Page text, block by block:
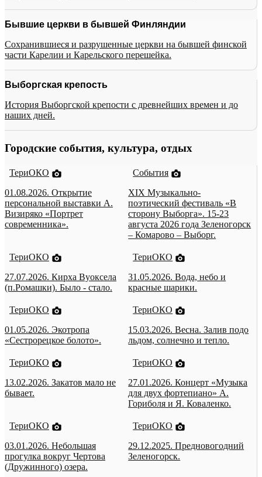
Бывшие церкви в бывшей Финляндии
Сохранившиеся и разрушенные церкви на бывшей финской
части Карелии и Карельского перешейка.
Выборгская крепость
История Выборгской крепости с древнейших времен и до
наших дней.
Городские события, культура, отдых
ТериОКО
01.08.2026. Открытие
персональной выставки А.
Визиряко «Портрет
современника».
События
XIX Музыкально-
поэтический фестиваль «В
сторону Выборга». 15-23
августа 2026 года Зеленогорск
– Комарово – Выборг.
ТериОКО
27.07.2026. Кирха Вуоксела
(п.Ромашки). Было - стало.
ТериОКО
31.05.2026. Вода, небо и
красные шарики.
ТериОКО
01.05.2026. Экотропа
«Сестрорецкое болото».
ТериОКО
15.03.2026. Весна. Залив подо
льдом, солнечно и тепло.
ТериОКО
13.02.2026. Закатов мало не
бывает.
ТериОКО
27.01.2026. Концерт «Музыка
для двух фортепиано» А.
Гориболя и Я. Коваленко.
ТериОКО
03.01.2026. Небольшая
прогулка вокруг Чертова
(Дружинного) озера.
ТериОКО
29.12.2025. Предновогодний
Зеленогорск.